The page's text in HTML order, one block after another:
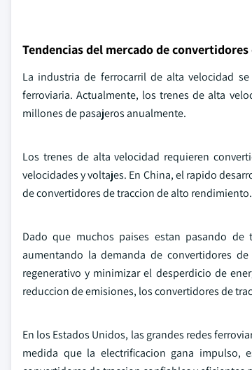
Tendencias del mercado de
La industria de ferrocarril de alta velocidad
ferroviaria. Actualmente, los trenes de alta
millones de pasajeros anualmente.
Los trenes de alta velocidad requieren
velocidades y voltajes. En China, el rapido
de convertidores de traccion de alto rendimiento.
Dado que muchos paises estan pasando
aumentando la demanda de convertidores
regenerativo y minimizar el desperdicio de
reduccion de emisiones, los convertidores de
En los Estados Unidos, las grandes redes
medida que la electrificacion gana impulso,